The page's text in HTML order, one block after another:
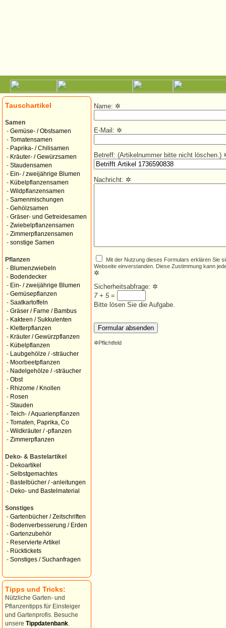
Tauschartikel
Samen
- Gemüse- / Obstsamen
- Tomatensamen
- Paprika- / Chilisamen
- Kräuter- / Gewürzsamen
- Staudensamen
- Ein- / zweijährige Blumen
- Kübelpflanzensamen
- Wildpflanzensamen
- Samenmischungen
- Gehölzsamen
- Gräser- und Getreidesamen
- Zwiebelpflanzensamen
- Zimmerpflanzensamen
- sonstige Samen
Pflanzen
- Blumenzwiebeln
- Bodendecker
- Ein- / zweijährige Blumen
- Gemüsepflanzen
- Saatkartoffeln
- Gräser / Farne / Bambus
- Kakteen / Sukkulenten
- Kletterpflanzen
- Kräuter / Gewürzpflanzen
- Kübelpflanzen
-
Laubgehölze / -sträucher
- Moorbeetpflanzen
- Nadelgehölze / -sträucher
- Obst
- Rhizome / Knollen
- Rosen
- Stauden
- Teich- / Aquarienpflanzen
- Tomaten, Paprika, Co
- Wildkräuter / -pflanzen
- Zimmerpflanzen
Deko- & Bastelartikel
- Dekoartikel
- Selbstgemachtes
- Bastelbücher / -anleitungen
- Deko- und Bastelmaterial
Sonstiges
- Gartenbücher / Zeitschriften
- Bodenverbesserung / Erden
- Gartenzubehör
- Reservierte Artikel
- Rücktickets
- Sonstiges / Suchanfragen
Tipps und Tricks:
Nützliche Garten- und
Pflanzentipps für Einsteiger
und Gartenprofis. Besuche
unsere Tippdatenbank
Name: ✲
E-Mail: ✲
Betreff: (Artikelnummer bitte nicht löschen.)
Nachricht: ✲
Mit der Nutzung dieses Formulars erklären Sie
Webseite einverstanden. Diese Zustimmung kann
✲
Sicherheitsabfrage: ✲
7 + 5=
Bitte lösen Sie die Aufgabe.
✲Pflichtfeld